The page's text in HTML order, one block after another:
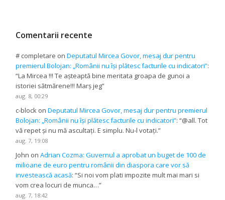
Comentarii recente
# completare onDeputatul Mircea Govor, mesaj dur pentru
premierul Bolojan: „Românii nu își plătesc facturile cu indicatori”:
“La Mircea !!! Te așteaptă bine meritata groapa de gunoi a
istoriei sătmărene!!! Marș jeg”
aug. 8, 00:29
c-block onDeputatul Mircea Govor, mesaj dur pentru premierul
Bolojan: „Românii nu își plătesc facturile cu indicatori”: “@all. Tot
vă repet și nu mă ascultați. E simplu. Nu-l votați.”
aug. 7, 19:08
John onAdrian Cozma: Guvernul a aprobat un buget de 100 de
milioane de euro pentru românii din diaspora care vor să
investească acasă: “Si noi vom plati impozite mult mai mari si
vom crea locuri de munca…”
aug. 7, 18:42